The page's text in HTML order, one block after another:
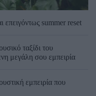
επειγόντως summer reset
ταξίδι του
μεγάλη σου εμπειρία
εμπειρία που